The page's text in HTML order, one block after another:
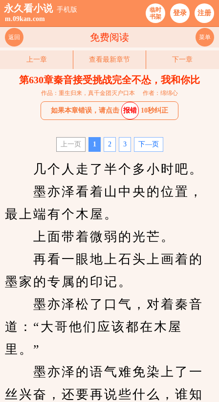
永久看小说 手机版
m.09kan.com
临时
书架
登录 注册
免费阅读
返回 菜单
上一章 查看最新章节 下一章
第630章秦音接受挑战完全不怂，我和你比
作品：重生归来，真千金团灭户口本 作者：绵绵心
如果本章错误，请点击 报错 10秒纠正
上一页 1 2 3 下—页
几个人走了半个多小时吧。
墨亦泽看着山中央的位置，
最上端有个木屋。
上面带着微弱的光芒。
再看一眼地上石头上画着的
墨家的专属的印记。
墨亦泽松了口气，对着秦音
道：“大哥他们应该都在木屋
里。”
墨亦泽的语气难免染上了一
丝兴奋，还要再说些什么，谁知